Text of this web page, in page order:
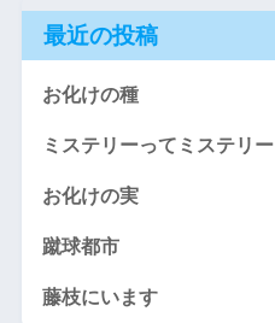
最近の投稿
お化けの種
ミステリーってミステリー
お化けの実
蹴球都市
藤枝にいます